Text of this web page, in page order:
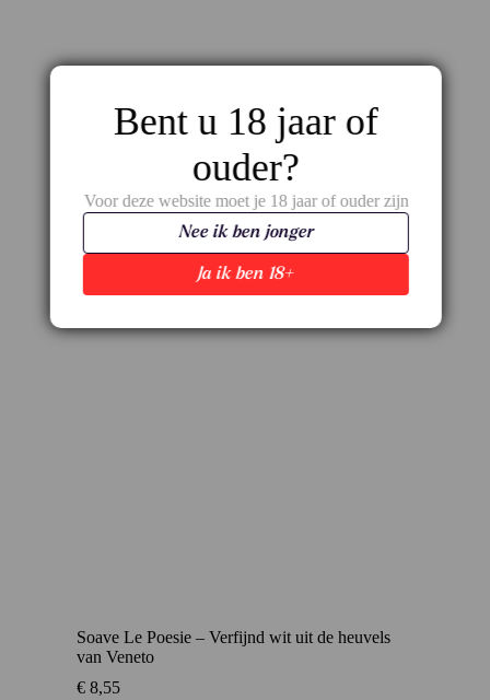
Valpolicella Le Poesie – Fris, sappig rood uit
Soave Le Poesie – Verfijnd wit uit de heuvels
van Veneto
€ 8,55
Bent u 18 jaar of
ouder?
Voor deze website moet je 18 jaar of ouder zijn
Ja ik ben 18+
Nee ik ben jonger